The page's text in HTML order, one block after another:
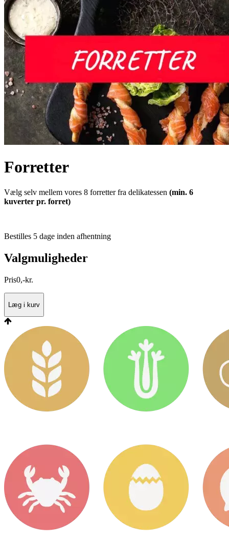
Forretter
Vælg selv mellem vores 8 forretter fra delikatessen (min. 6
kuverter pr. forret)
Bestilles 5 dage inden afhentning
Valgmuligheder
Pris0,-kr.
Læg i kurv